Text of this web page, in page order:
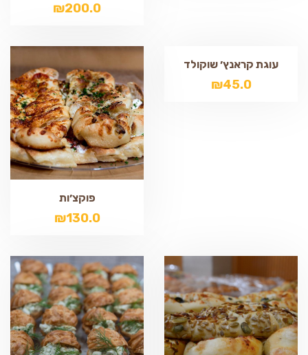
₪200.0
עוגת קראנץ׳ שוקולד
₪45.0
פוקצ׳ות
₪130.0